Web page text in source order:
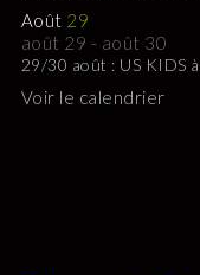
Août 29
août 29 - août 30
29/30 août : US KIDS
Voir le calendrier